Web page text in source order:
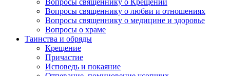
Вопросы священнику о Крещении
Вопросы священнику о любви и отношениях
Вопросы священнику о медицине и здоровье
Вопросы о храме
Таинства и обряды
Крещение
Причастие
Исповедь и покаяние